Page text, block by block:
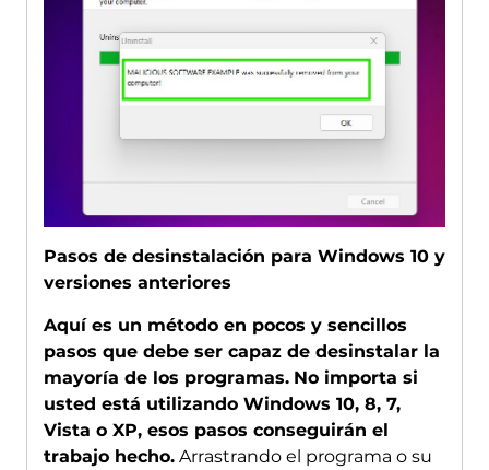
Pasos de desinstalación para Windows 10 y
versiones anteriores
Aquí es un método en pocos y sencillos
pasos que debe ser capaz de desinstalar la
mayoría de los programas. No importa si
usted está utilizando Windows 10, 8, 7,
Vista o XP, esos pasos conseguirán el
trabajo hecho.Arrastrando el programa o su